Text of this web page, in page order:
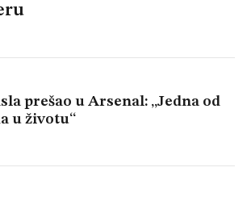
prešao u Arsenal: „Jedna od
u životu“